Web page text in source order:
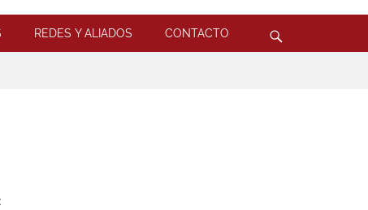
REDES Y ALIADOS CONTACTO